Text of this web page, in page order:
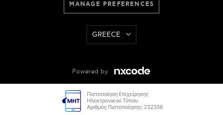
MANAGE PREFERENCES
GREECE
Powered by